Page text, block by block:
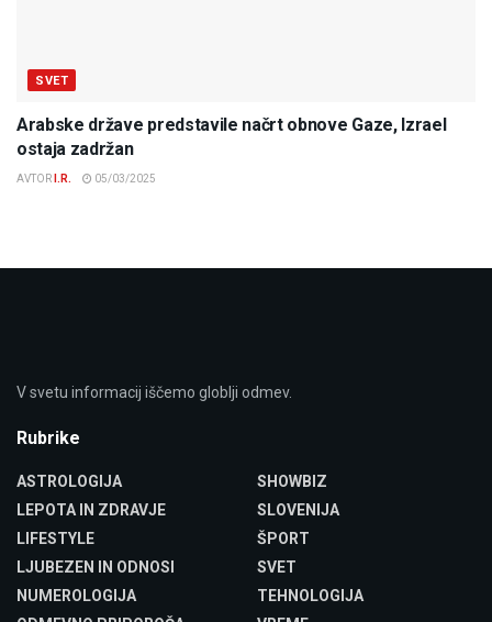
SVET
Arabske države predstavile načrt obnove Gaze, Izrael
ostaja zadržan
AVTOR I.R. 05/03/2025
V svetu informacij iščemo globlji odmev.
Rubrike
ASTROLOGIJA
LEPOTA IN ZDRAVJE
LIFESTYLE
LJUBEZEN IN ODNOSI
NUMEROLOGIJA
SHOWBIZ
SLOVENIJA
ŠPORT
SVET
TEHNOLOGIJA